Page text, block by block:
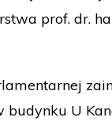
prof. dr.
U